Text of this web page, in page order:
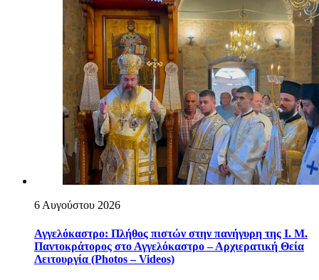
6 Αυγούστου 2026
Αγγελόκαστρο: Πλήθος πιστών στην πανήγυρη της Ι. Μ.
Παντοκράτορος στο Αγγελόκαστρο – Αρχιερατική Θεία
Λειτουργία (Photos – Videos)